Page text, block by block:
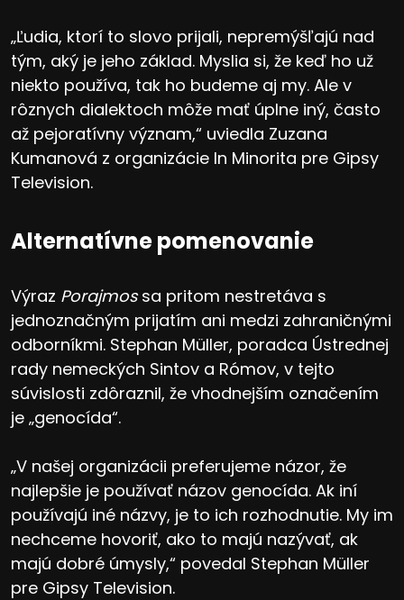
„Ľudia, ktorí to slovo prijali, nepremýšľajú nad
tým, aký je jeho základ. Myslia si, že keď ho už
niekto používa, tak ho budeme aj my. Ale v
rôznych dialektoch môže mať úplne iný, často
až pejoratívny význam,“ uviedla Zuzana
Kumanová z organizácie In Minorita pre Gipsy
Television.
Alternatívne pomenovanie
Výraz Porajmossa pritom nestretáva s
jednoznačným prijatím ani medzi zahraničnými
odborníkmi. Stephan Müller, poradca Ústrednej
rady nemeckých Sintov a Rómov, v tejto
súvislosti zdôraznil, že vhodnejším označením
je „genocída“.
„V našej organizácii preferujeme názor, že
najlepšie je používať názov genocída. Ak iní
používajú iné názvy, je to ich rozhodnutie. My im
nechceme hovoriť, ako to majú nazývať, ak
majú dobré úmysly,“ povedal Stephan Müller
pre Gipsy Television.